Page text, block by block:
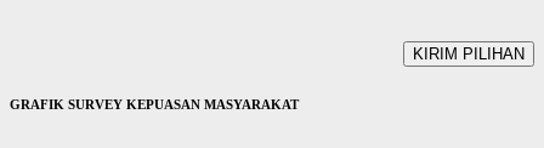
GRAFIK SURVEY KEPUASAN MASYARAKAT